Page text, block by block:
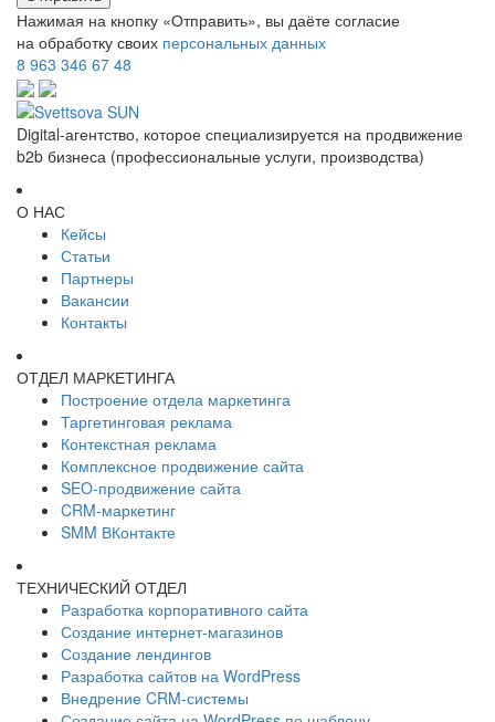
Нажимая на кнопку «Отправить», вы даёте согласие
на обработку своих персональных данных
8 963 346 67 48
Digital-агентство, которое специализируется на продвижение
b2b бизнеса (профессиональные услуги, производства)
О НАС
Кейсы
Статьи
Партнеры
Вакансии
Контакты
ОТДЕЛ МАРКЕТИНГА
Построение отдела маркетинга
Таргетинговая реклама
Контекстная реклама
Комплексное продвижение сайта
SEO-продвижение сайта
CRM-маркетинг
SMM ВКонтакте
ТЕХНИЧЕСКИЙ ОТДЕЛ
Разработка корпоративного сайта
Создание интернет-магазинов
Создание лендингов
Разработка сайтов на WordPress
Внедрение CRM-системы